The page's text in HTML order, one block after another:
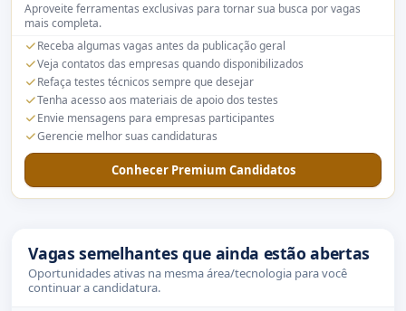
Aproveite ferramentas exclusivas para tornar sua busca por vagas
mais completa.
Receba algumas vagas antes da publicação geral
Veja contatos das empresas quando disponibilizados
Refaça testes técnicos sempre que desejar
Tenha acesso aos materiais de apoio dos testes
Envie mensagens para empresas participantes
Gerencie melhor suas candidaturas
Conhecer Premium Candidatos
Vagas semelhantes que ainda estão abertas
Oportunidades ativas na mesma área/tecnologia para você
continuar a candidatura.